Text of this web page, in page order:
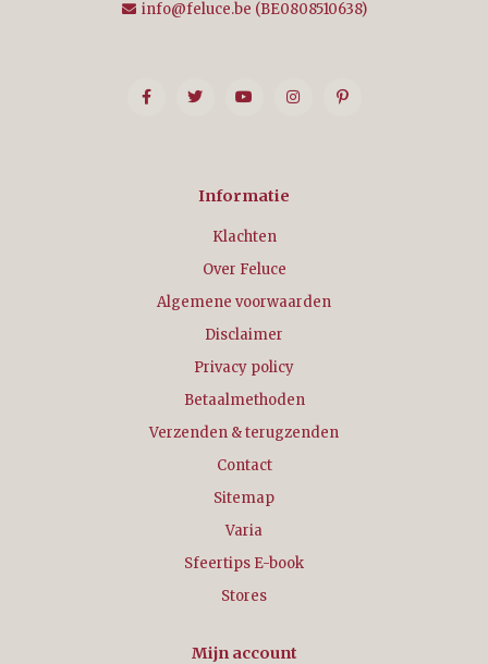
info@feluce.be (BE0808510638)
Informatie
Klachten
Over Feluce
Algemene voorwaarden
Disclaimer
Privacy policy
Betaalmethoden
Verzenden & terugzenden
Contact
Sitemap
Varia
Sfeertips E-book
Stores
Mijn account